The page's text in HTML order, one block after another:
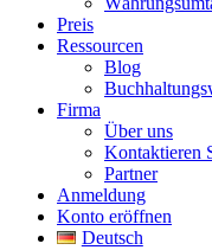
Preis
Ressourcen
Blog
Firma
Über uns
Kontaktieren
Partner
Anmeldung
Konto eröffnen
Deutsch